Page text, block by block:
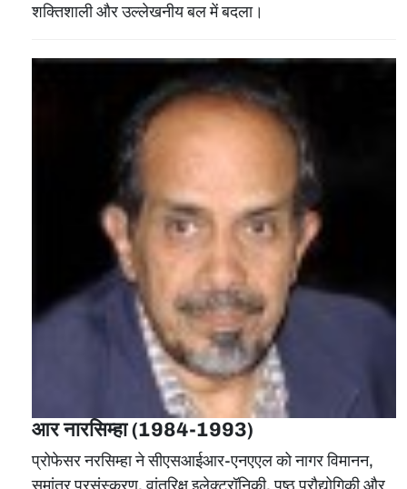
शक्तिशाली और उल्लेखनीय बल में बदला।
आर नारसिम्‍हा (1984-1993)
प्रोफेसर नरसिम्हा ने सीएसआईआर-एनएएल को नागर विमानन,